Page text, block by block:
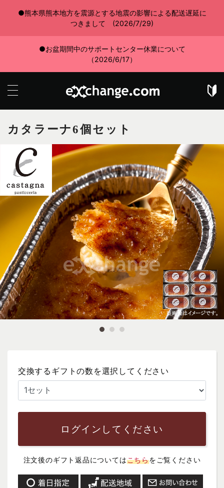
●熊本県熊本地方を震源とする地震の影響による配送遅延に
つきまして (2026/7/29)
●お盆期間中のサポートセンター休業について
（2026/6/17）
カタラーナ6個セット
交換するギフトの数を選択してください
ログインしてください
注文後のギフト返品についてはこちらをご覧ください